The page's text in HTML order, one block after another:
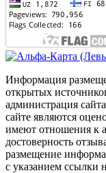
Информация
открытых
администрация
сайте являются
имеют отношения к
достоверность
размещение
с указанием ссылки